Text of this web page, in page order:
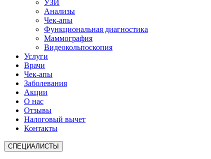
УЗИ
Анализы
Чек-апы
Функциональная диагностика
Маммография
Видеокольпоскопия
Услуги
Врачи
Чек-апы
Заболевания
Акции
О нас
Отзывы
Налоговый вычет
Контакты
СПЕЦИАЛИСТЫ